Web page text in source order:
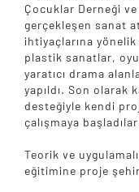
Çocuklar Derneği
gerçekleşen sanat
ihtiyaçlarına
plastik sanatlar,
yaratıcı drama
yapıldı. Son olarak
desteğiyle kendi
çalışmaya
Teorik ve
eğitimine proje